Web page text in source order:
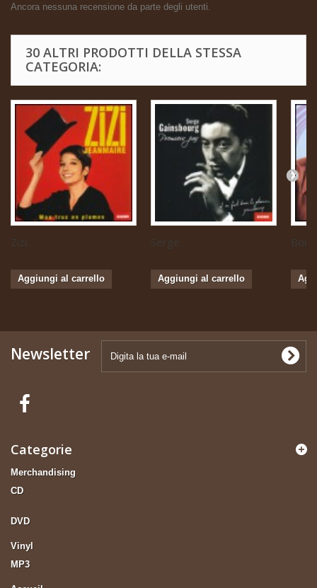
Ancora nessuna recensione da parte degli utenti.
30 ALTRI PRODOTTI DELLA STESSA
CATEGORIA:
Zizi...
Aggiungi al carrello
Serge...
Aggiungi al carrello
Newsletter
Categorie
Merchandising
CD
DVD
Vinyl
MP3